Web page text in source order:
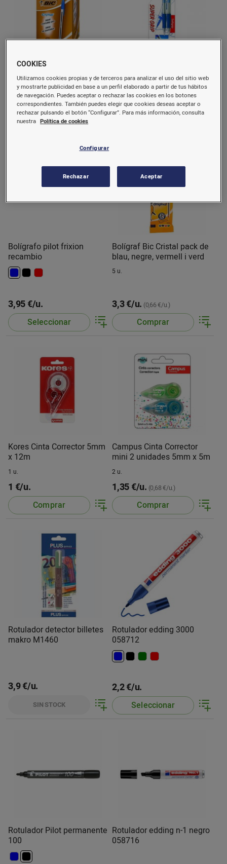
Bolígrafo bic cristal azul 50
unidades 021701
13,6 €/u.
Comprar
2,3 €/u.
Bolígrafo pilot frixion
recambio
3,95 €/u.
Seleccionar
Bolígraf Bic Cristal pack de
blau, negre, vermell i verd
5 u.
3,3 €/u. (0,66 €/u.)
Comprar
Kores Cinta Corrector 5mm
x 12m
1 u.
1 €/u.
Comprar
Campus Cinta Corrector
mini 2 unidades 5mm x 5m
2 u.
1,35 €/u. (0,68 €/u.)
Comprar
Rotulador detector billetes
makro M1460
3,9 €/u.
SIN STOCK
Rotulador edding 3000
058712
2,2 €/u.
Seleccionar
Rotulador Pilot permanente
100
Rotulador edding n-1 negro
058716
COOKIES
Utilizamos cookies propias y de terceros para analizar el uso del sitio web
y mostrarte publicidad en base a un perfil elaborado a partir de tus hábitos
de navegación. Puedes aceptar o rechazar las cookies en los botones
correspondientes. También puedes elegir que cookies deseas aceptar o
rechazar pulsando el botón “Configurar”. Para más información, consulta
nuestra Política de cookies
Configurar
Rechazar Aceptar